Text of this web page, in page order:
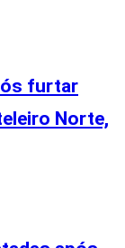
furtar
Norte,